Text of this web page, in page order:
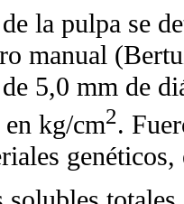
la pulpa se
manual
5,0 mm de
en kg/cm2.